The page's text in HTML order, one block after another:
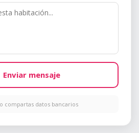
Enviar mensaje
compartas datos bancarios